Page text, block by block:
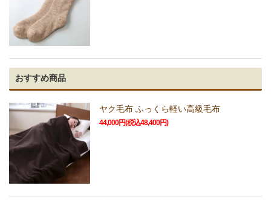
おすすめ商品
ヤク毛布 ふっくら軽い高級毛布
44,000円(税込48,400円)